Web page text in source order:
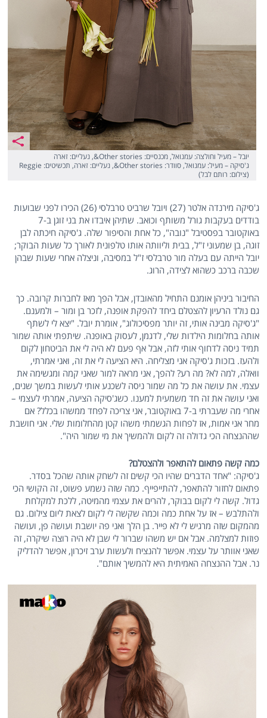
יובל – מעיל וחולצה: עמנואל, מכנסיים: Other stories&, נעליים: זארה
ג'סיקה – מעיל: עמנואל, סוודר: Other stories&, נעליים: זארה, תכשיטים: Reggie
(צילום: רותם לבל)
ג'סיקה מירנדה אלטר (27) ויובל שרביט טרבלסי (26) הכירו לפני שבועות
בודדים בעקבות גורל משותף וכואב. שתיהן איבדו את בני זוגן ב-7
באוקטובר בפסטיבל "נובה", כל אחת והסיפור שלה. ג'סיקה חיכתה לבן
זוגה, בן שמעוני ז"ל, בבית וליוותה אותו טלפונית לאורך כל שעות הבוקר;
יובל הייתה עם בעלה מור טרבלסי ז"ל במסיבה, וניצלה אחרי שעות שבהן
שכבה ברכב כשהוא לצידה, הרוג.
החיבור ביניהן אומנם התחיל מהאובדן, אבל הפך מאז לחברות קרובה. כך
גם נולד הרעיון להצטלם ביחד להפקת אופנה, לזכר בן ומור – ולמענם.
"ג'סיקה מבינה אותי, זה יותר מפסיכולוג", אומרת יובל. "יצא לי לשתף
אותה בחלומות הילדות שלי, לדגמן, לעסוק באופנה. שיתפתי אותה שמור
תמיד ניסה לדחוף אותי לזה, אבל אף פעם לא היה לי את הביטחון לקום
ולהעז. בזכות ג'סיקה אני מצליחה. היא הציעה לי את זה, ואני אמרתי,
וואלה, למה לא? מה רע? להפך, אני מראה למור שאני קמה ומגשימה את
עצמי. את עושה את כל מה שמור ניסה לשכנע אותי לעשות במשך שנים,
ואני עושה את זה חד משמעית למענו. כשג'סיקה הציעה, אמרתי לעצמי –
אחרי מה שעברתי ב-7 באוקטובר, אני צריכה לפחד ממשהו בכלל? אם
מחר אני אמות, אז לפחות הגשמתי משהו קטן מהחלומות שלי. אני חושבת
שההנצחה הכי גדולה זה לקום ולהמשיך את מי שמור היה".
כמה קשה פתאום להתאפר ולהצטלם?
ג'סיקה: "אחד הדברים שהיו הכי קשים זה לשחק אותה שהכל בסדר.
פתאום לחזור להתאפר, להתייפייף. כמה שזה נשמע פשוט, זה הקושי הכי
גדול. קשה לי לקום בבוקר, להרים את עצמי מהמיטה, ללכת למקלחת
ולהתלבש – אז על אחת כמה וכמה שקשה לי לקום לצאת ליום צילום. גם
מהמקום שזה מרגיש לי לא פייר. בן הלך ואני פה יושבת ועושה פן, ועושה
פוזות למצלמה. אבל אם יש משהו שברור לי שבן לא היה רוצה שיקרה, זה
שאני אוותר על עצמי. אפשר להנציח ולעשות ערב זיכרון, אפשר להדליק
נר. אבל ההנצחה האמיתית היא להמשיך אותם".